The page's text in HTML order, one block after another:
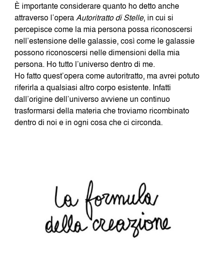
È importante considerare quanto ho detto anche
attraverso l’operaAutoritratto di Stelle, in cui si
percepisce come la mia persona possa riconoscersi
nell’estensione delle galassie, così come le galassie
possono riconoscersi nelle dimensioni della mia
persona. Ho tutto l’universo dentro di me.
Ho fatto quest’opera come autoritratto, ma avrei potuto
riferirla a qualsiasi altro corpo esistente. Infatti
dall’origine dell’universo avviene un continuo
trasformarsi della materia che troviamo ricombinato
dentro di noi e in ogni cosa che ci circonda.